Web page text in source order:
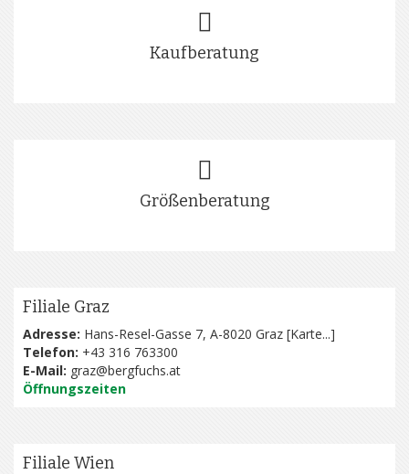
Kaufberatung
Größenberatung
Filiale Graz
Adresse: Hans-Resel-Gasse 7, A-8020 Graz [Karte...]
Telefon: +43 316 763300
E-Mail: graz@bergfuchs.at
Öffnungszeiten
Filiale Wien